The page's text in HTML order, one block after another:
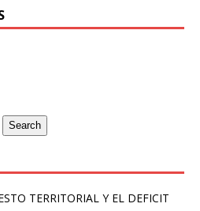
Search
TERRITORIAL Y EL DEFICIT